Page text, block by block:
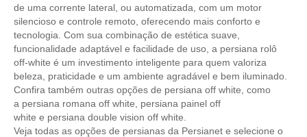
de uma corrente lateral, ou automatizada, com um motor
silencioso e controle remoto, oferecendo mais conforto e
tecnologia. Com sua combinação de estética suave,
funcionalidade adaptável e facilidade de uso, a persiana rolô
off-white é um investimento inteligente para quem valoriza
beleza, praticidade e um ambiente agradável e bem iluminado.
Confira também outras opções de persiana off white , como
a persiana romana off white
persiana painel off
white e persiana double vision off white
Veja todas as opções de persianas da Persianet e selecione o